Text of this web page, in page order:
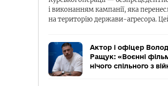
і виконанням кампанії, яка
на територію держави-агресора.
Актор і офіцер
Ращук: «Воєнні
нічого спільного з